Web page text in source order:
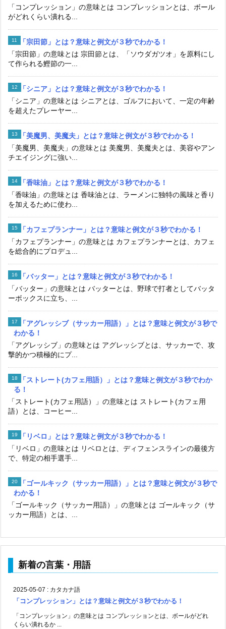
「コンプレッション」の意味とは コンプレッションとは、ボール
がどれくらい潰れる...
「宗田節」とは？意味と例文が３秒でわかる！
「宗田節」の意味とは 宗田節とは、「ソウダガツオ」を原料にし
て作られる鰹節の一...
「シニア」とは？意味と例文が３秒でわかる！
「シニア」の意味とは シニアとは、ゴルフにおいて、一定の年齢
を超えたプレーヤー...
「美魔男、美魔夫」とは？意味と例文が３秒でわかる！
「美魔男、美魔夫」の意味とは 美魔男、美魔夫とは、美容やアン
チエイジングに強い...
「香味油」とは？意味と例文が３秒でわかる！
「香味油」の意味とは 香味油とは、ラーメンに独特の風味と香り
を加えるために使わ...
「カフェプランナー」とは？意味と例文が３秒でわかる！
「カフェプランナー」の意味とは カフェプランナーとは、カフェ
を総合的にプロデュ...
「バッター」とは？意味と例文が３秒でわかる！
「バッター」の意味とは バッターとは、野球で打者としてバッタ
ーボックスに立ち、...
「アグレッシブ（サッカー用語）」とは？意味と例文が３秒で
わかる！
「アグレッシブ」の意味とは アグレッシブとは、サッカーで、攻
撃的かつ積極的にプ...
「ストレート(カフェ用語）」とは？意味と例文が３秒でわか
る！
「ストレート(カフェ用語）」の意味とは ストレート(カフェ用
語）とは、コーヒー...
「リベロ」とは？意味と例文が３秒でわかる！
「リベロ」の意味とは リベロとは、ディフェンスラインの最後方
で、特定の相手選手...
「ゴールキック（サッカー用語）」とは？意味と例文が３秒で
わかる！
「ゴールキック（サッカー用語）」の意味とは ゴールキック（サ
ッカー用語）とは、...
新着の言葉・用語
2025-05-07 : カタカナ語
「コンプレッション」とは？意味と例文が３秒でわかる！
「コンプレッション」の意味とは コンプレッションとは、ボールがどれ
くらい潰れるか ...